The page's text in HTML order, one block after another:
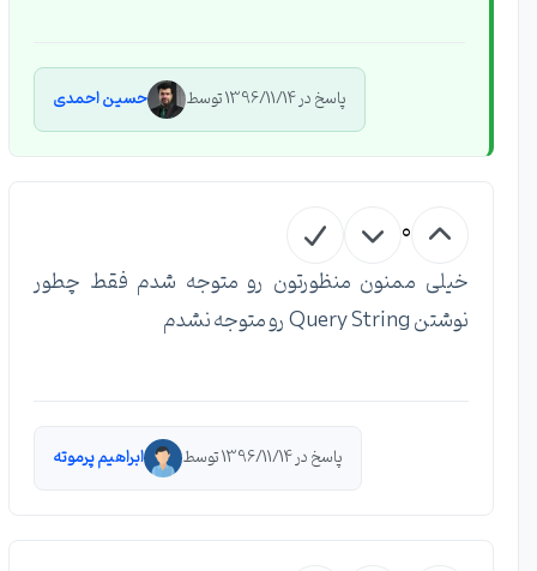
پاسخ در 1396/11/14 توسط حسین احمدی
خیلی ممنون منظورتون رو متوجه شدم فقط چطور
نوشتن Query String رو متوجه نشدم
پاسخ در 1396/11/14 توسط ابراهیم پرموته